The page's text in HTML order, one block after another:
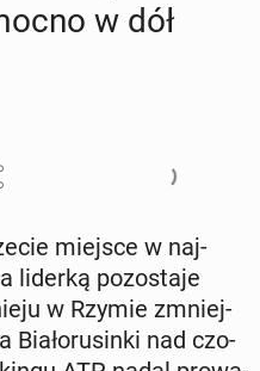
w dół
miejsce w naj­
liderką po­zo­sta­je
w Rzymie zmniej­
Bia­ło­ru­sin­ki nad czo­